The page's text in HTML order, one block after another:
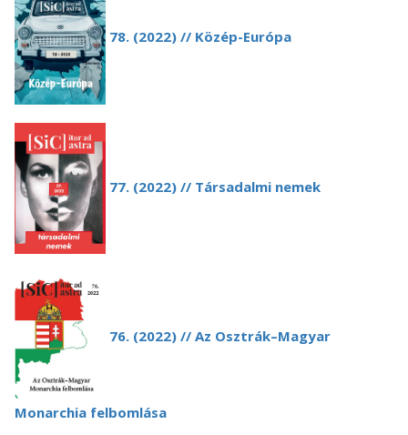
78. (2022) // Közép-Európa
77. (2022) // Társadalmi nemek
76. (2022) // Az Osztrák–Magyar
Monarchia felbomlása